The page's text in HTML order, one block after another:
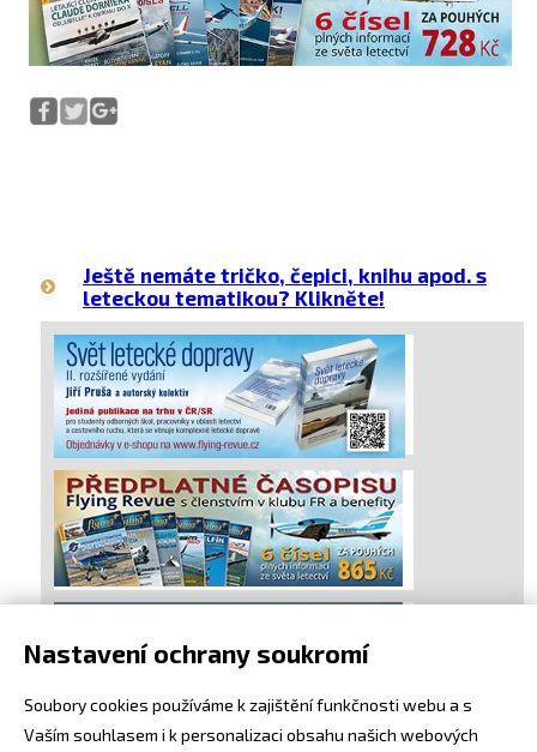
Ještě nemáte tričko, čepici, knihu apod. s
leteckou tematikou? Klikněte!
Nastavení ochrany soukromí
Soubory cookies používáme k zajištění funkčnosti webu a s
Vaším souhlasem i k personalizaci obsahu našich webových